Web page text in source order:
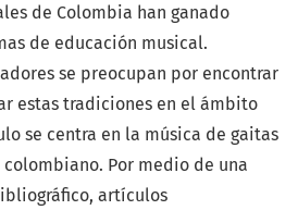
de Colombia han ganado
de educación musical.
se preocupan por encontrar
estas tradiciones en el ámbito
se centra en la música de gaitas
Por medio de una
artículos